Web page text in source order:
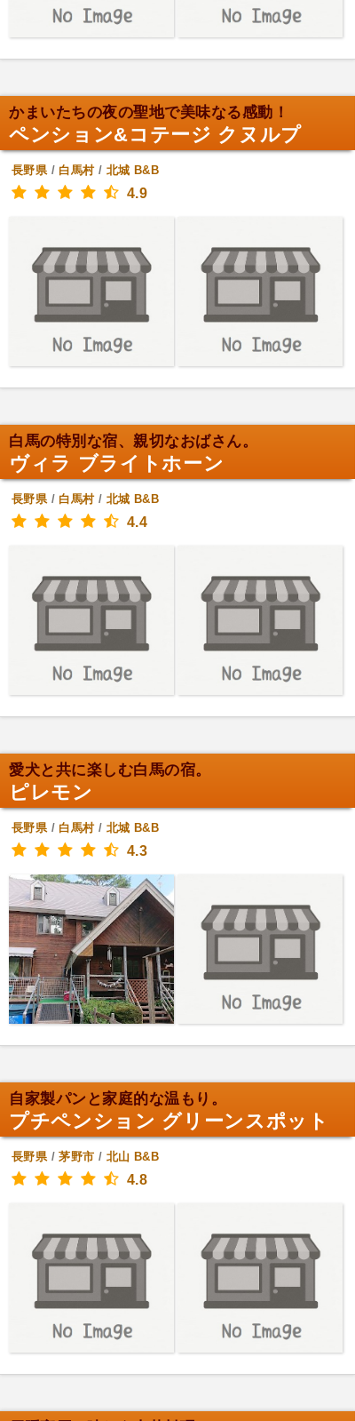
かまいたちの夜の聖地で美味なる感動！
ペンション&コテージ クヌルプ
長野県/ 白馬村/ 北城 B&B
4.9
白馬の特別な宿、親切なおばさん。
ヴィラ ブライトホーン
長野県/ 白馬村/ 北城 B&B
4.4
愛犬と共に楽しむ白馬の宿。
ピレモン
長野県/ 白馬村/ 北城 B&B
4.3
自家製パンと家庭的な温もり。
プチペンション グリーンスポット
長野県/茅野市 / 北山 B&B
4.8